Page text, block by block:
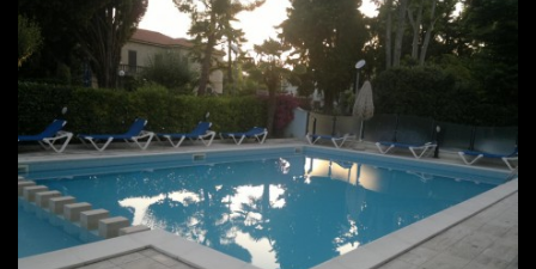
ROZVRH CVIČENÍ
KALENDÁŘ AKCÍ
FORMY CVIČENÍ
VÝŽIVOVÉ PORADENSTVÍ